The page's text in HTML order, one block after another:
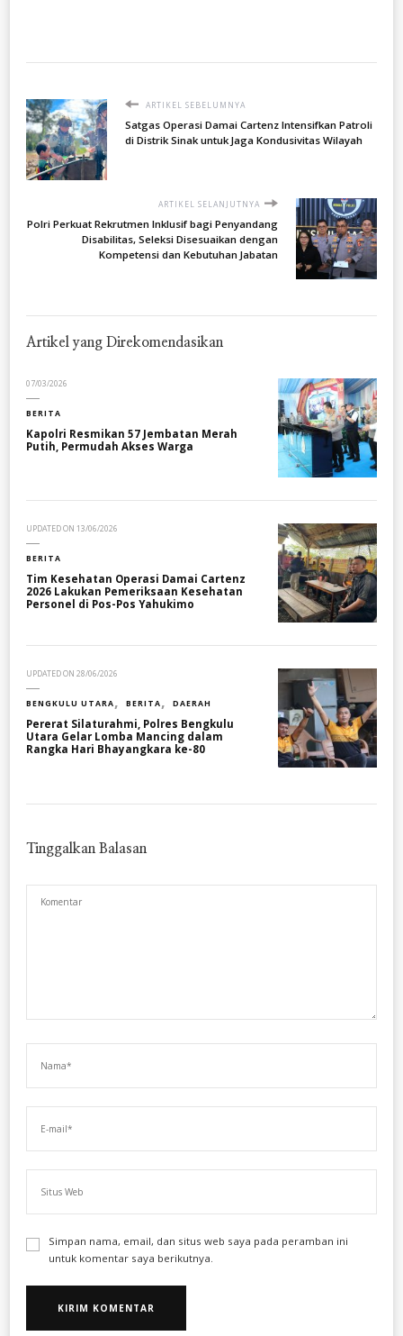
ARTIKEL SEBELUMNYA
Satgas Operasi Damai Cartenz Intensifkan Patroli
di Distrik Sinak untuk Jaga Kondusivitas Wilayah
ARTIKEL SELANJUTNYA
Polri Perkuat Rekrutmen Inklusif bagi Penyandang
Disabilitas, Seleksi Disesuaikan dengan
Kompetensi dan Kebutuhan Jabatan
Artikel yang Direkomendasikan
07/03/2026
BERITA
Kapolri Resmikan 57 Jembatan Merah
Putih, Permudah Akses Warga
UPDATED ON 13/06/2026
BERITA
Tim Kesehatan Operasi Damai Cartenz
2026 Lakukan Pemeriksaan Kesehatan
Personel di Pos-Pos Yahukimo
UPDATED ON 28/06/2026
BENGKULU UTARA BERITA DAERAH
Pererat Silaturahmi, Polres Bengkulu
Utara Gelar Lomba Mancing dalam
Rangka Hari Bhayangkara ke-80
Tinggalkan Balasan
Simpan nama, email, dan situs web saya pada peramban ini
untuk komentar saya berikutnya.